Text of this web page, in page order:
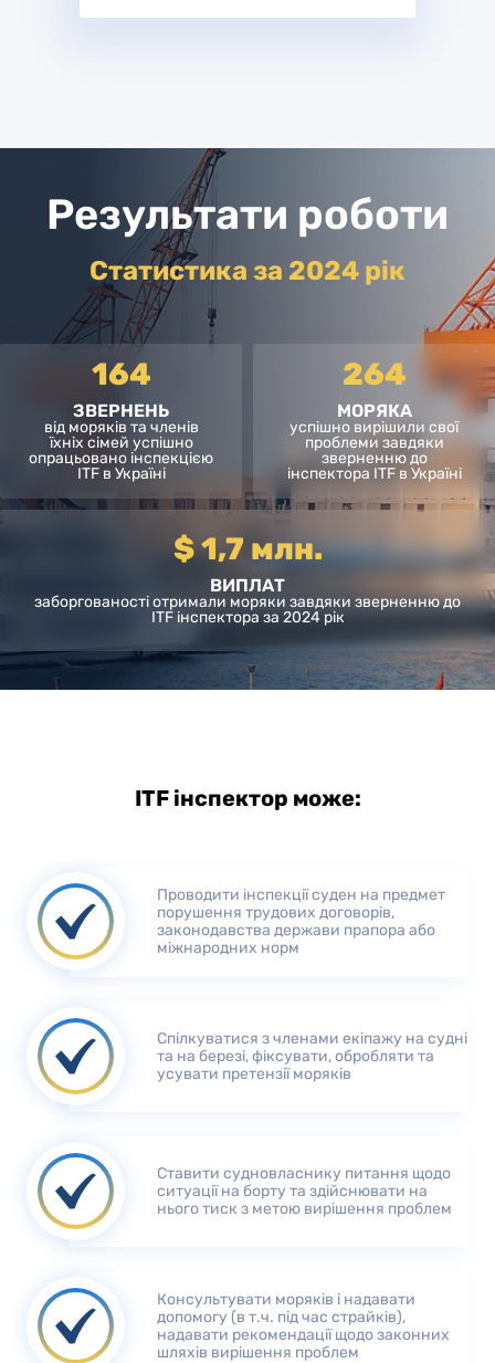
Результати роботи
Статистика за 2024 рік
164
ЗВЕРНЕНЬ
від моряків та членів
їхніх сімей успішно
опрацьовано інспекцією
ITF в Україні
264
МОРЯКА
успішно вирішили свої
проблеми завдяки
зверненню до
інспектора ITF в Україні
$ 1,7 млн.
ВИПЛАТ
заборгованості отримали моряки завдяки зверненню до
ITF інспектора за 2024 рік
ITF інспектор може:
Проводити інспекції суден на предмет
порушення трудових договорів,
законодавства держави прапора або
міжнародних норм
Спілкуватися з членами екіпажу на судні
та на березі, фіксувати, обробляти та
усувати претензії моряків
Ставити судновласнику питання щодо
ситуації на борту та здійснювати на
нього тиск з метою вирішення проблем
Консультувати моряків і надавати
допомогу (в т.ч. під час страйків),
надавати рекомендації щодо законних
шляхів вирішення проблем